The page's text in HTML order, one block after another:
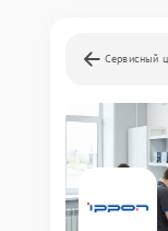
Сервисный